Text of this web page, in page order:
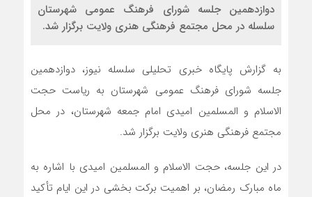
دوازدهمین جلسه شورای فرهنگ عمومی شهرستان
سلسله در محل مجتمع فرهنگی هنری ولایت برگزار شد.
به گزارش پایگاه خبری تحلیلی سلسله نیوز، دوازدهمین
جلسه شورای فرهنگ عمومی شهرستان به ریاست حجت
الاسلام و المسلمین امیدی امام جمعه شهرستان، در محل
مجتمع فرهنگی هنری ولایت برگزار شد.
در این جلسه، حجت الاسلام و المسلمین امیدی با اشاره به
ماه مبارک رمضان، بر اهمیت برکت بخشی در این ایام تأکید